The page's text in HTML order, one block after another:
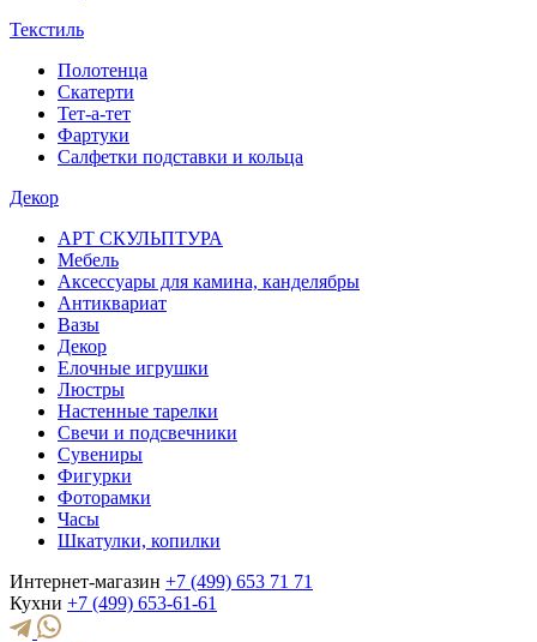
Текстиль
Полотенца
Скатерти
Тет-а-тет
Фартуки
Салфетки подставки и кольца
Декор
АРТ СКУЛЬПТУРА
Мебель
Аксессуары для камина, канделябры
Антиквариат
Вазы
Декор
Елочные игрушки
Люстры
Настенные тарелки
Свечи и подсвечники
Сувениры
Фигурки
Фоторамки
Часы
Шкатулки, копилки
Интернет-магазин +7 (499) 653 71 71
Кухни +7 (499) 653-61-61